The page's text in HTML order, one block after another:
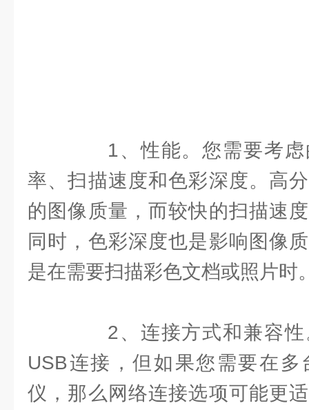
1、性能。您需要考虑
率、扫描速度和色彩深度。高
的图像质量，而较快的扫描速
同时，色彩深度也是影响图像
是在需要扫描彩色文档或照片时
2、连接方式和兼容性
USB连接，但如果您需要在
仪，那么网络连接选项可能更